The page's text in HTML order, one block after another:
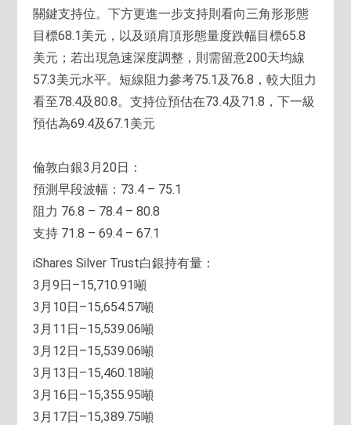
關鍵支持位。下方更進一步支持則看向三角形形態
目標68.1美元，以及頭肩頂形態量度跌幅目標65.8
美元；若出現急速深度調整，則需留意200天均線
57.3美元水平。短線阻力參考75.1及76.8，較大阻力
看至78.4及80.8。支持位預估在73.4及71.8，下一級
預估為69.4及67.1美元
倫敦白銀3月20日：
預測早段波幅：73.4 – 75.1
阻力 76.8 – 78.4 – 80.8
支持 71.8 – 69.4 – 67.1
iShares Silver Trust白銀持有量：
3月9日–15,710.91噸
3月10日–15,654.57噸
3月11日–15,539.06噸
3月12日–15,539.06噸
3月13日–15,460.18噸
3月16日–15,355.95噸
3月17日–15,389.75噸